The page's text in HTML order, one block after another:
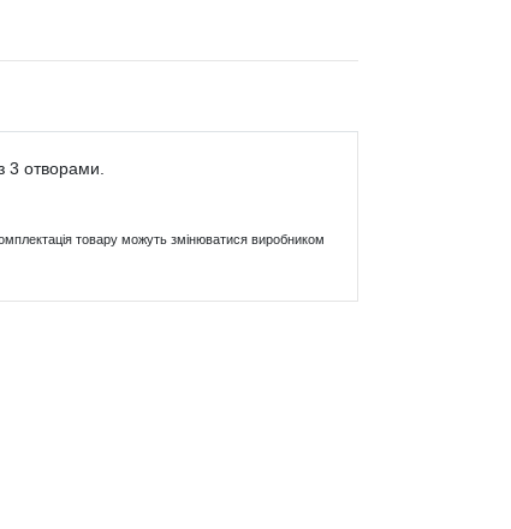
3 отворами.
товару можуть змінюватися виробником